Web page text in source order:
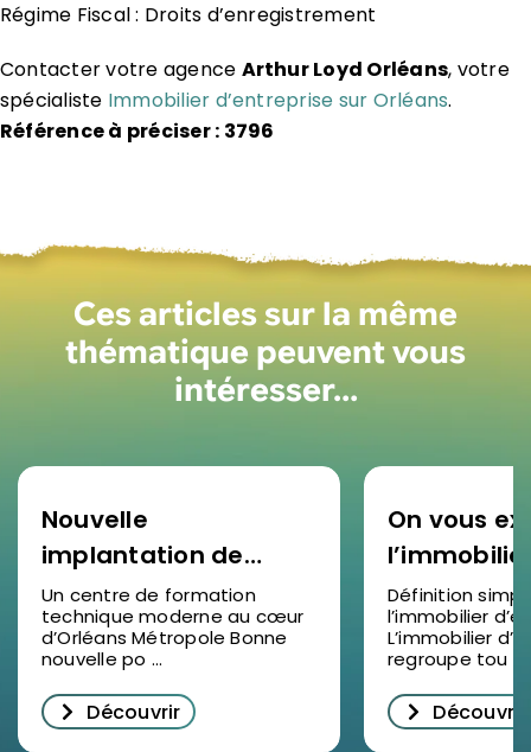
Régime Fiscal : Droits d’enregistrement
Contacter votre agence Arthur Loyd Orléans, votre
spécialiste Immobilier d’entreprise sur Orléans.
Référence à préciser : 3796
Ces articles sur la même
thématique peuvent vous
intéresser…
Nouvelle
implantation de
SOCOTEC Formation
à Ormes : un levier
pour la formation
professionnelle dans
le Loiret
Un centre de formation
technique moderne au cœur
d’Orléans Métropole Bonne
nouvelle po ...
Découvrir
On vous
Définition
l’immobilier
L’immobilier
regroupe tou ...
Découvrir